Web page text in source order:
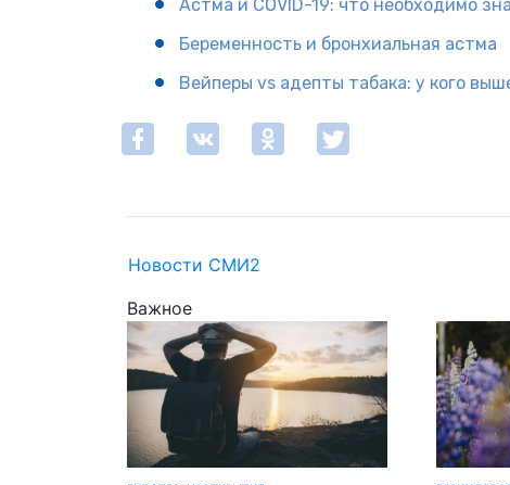
Астма и COVID-19: что необходимо
Беременность и бронхиальная астма
Вейперы vs адепты табака: у кого
Новости СМИ2
Важное